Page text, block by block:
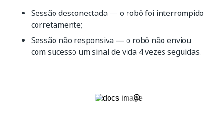
Sessão desconectada — o robô foi interrompido
corretamente;
Sessão não responsiva — o robô não enviou
com sucesso um sinal de vida 4 vezes seguidas.